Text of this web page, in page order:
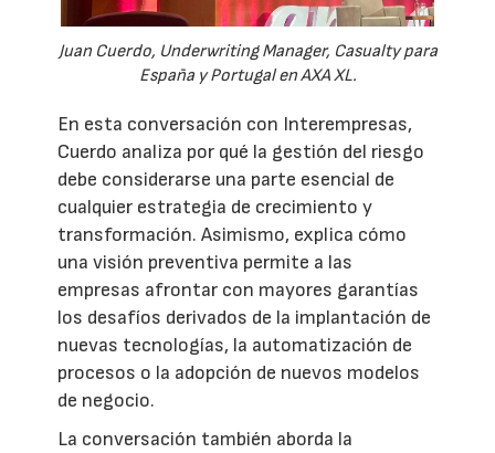
Juan Cuerdo, Underwriting Manager, Casualty para
España y Portugal en AXA XL.
En esta conversación con Interempresas,
Cuerdo analiza por qué la gestión del riesgo
debe considerarse una parte esencial de
cualquier estrategia de crecimiento y
transformación. Asimismo, explica cómo
una visión preventiva permite a las
empresas afrontar con mayores garantías
los desafíos derivados de la implantación de
nuevas tecnologías, la automatización de
procesos o la adopción de nuevos modelos
de negocio.
La conversación también aborda la